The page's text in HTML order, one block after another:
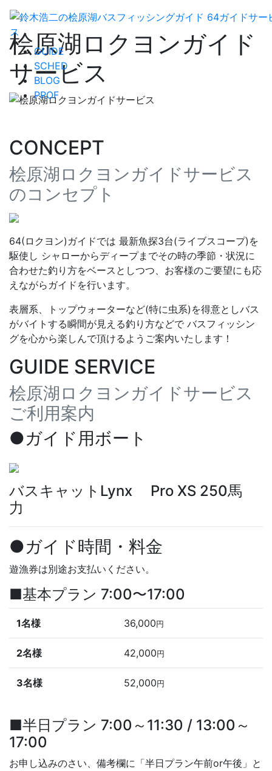
GUIDE
SCHED
BLOG
PROF
桧原湖ロクヨンガイド
サービス
CONCEPT
桧原湖ロクヨンガイドサービス
のコンセプト
64(ロクヨン)ガイドでは 最新魚探3台(ライブスコープ)を
駆使し シャローからディープまでその時の季節・状況に
合わせた釣り方をベースとしつつ、お客様のご要望にも応
えながらガイドを行います。
表層系、トップウォーターなど(特に虫系)を得意としバス
がバイトする瞬間が見える釣り方などで バスフィッシン
グを心から楽しんで頂けるようご案内いたします！
GUIDE SERVICE
桧原湖ロクヨンガイドサービス
ご利用案内
●ガイド用ボート
バスキャットLynx Pro XS 250馬
力
●ガイド時間・料金
遊漁券は別途お支払いください。
■基本プラン 7:00〜17:00
1名様 36,000 円
2名様 42,000 円
3名様 52,000 円
■半日プラン 7:00～11:30 / 13:00～
17:00
お申し込みのさい、備考欄に「半日プラン午前or午後」と